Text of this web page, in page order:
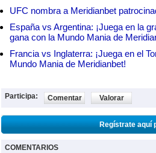
UFC nombra a Meridianbet
España vs Argentina: ¡Juega en la
gana con la Mundo Mania de
Francia vs Inglaterra: ¡Juega en el
Mundo Mania de Meridianbet!
Participa: Comentar Valorar
Regístrate aquí
COMENTARIOS